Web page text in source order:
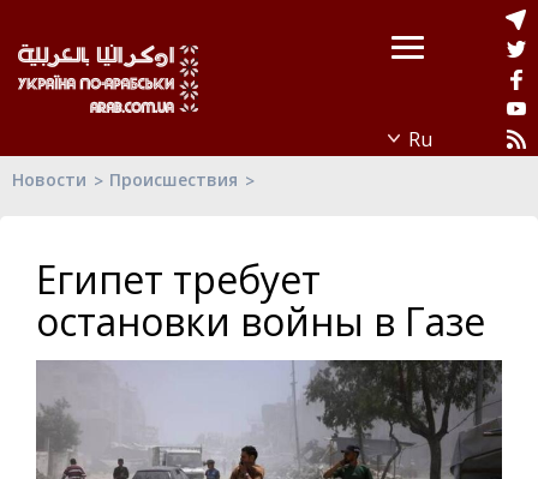
Новости Происшествия
Египет требует
остановки войны в Газе